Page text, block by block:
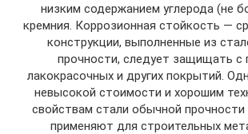
низким содержанием углерода (не
кремния. Коррозионная стойкость —
конструкции, выполненные из
прочности, следует защищать
лакокрасочных и других покрытий.
невысокой стоимости и хорошим
свойствам стали обычной
применяют для строительных